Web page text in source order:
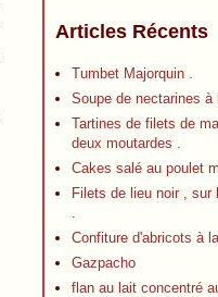
Articles Récents
Tumbet Majorquin .
Soupe de nectarines à
Tartines de filets de
deux moutardes .
Cakes salé au poulet
Filets de lieu noir , sur
.
Confiture d'abricots à
Gazpacho
flan au lait concentré